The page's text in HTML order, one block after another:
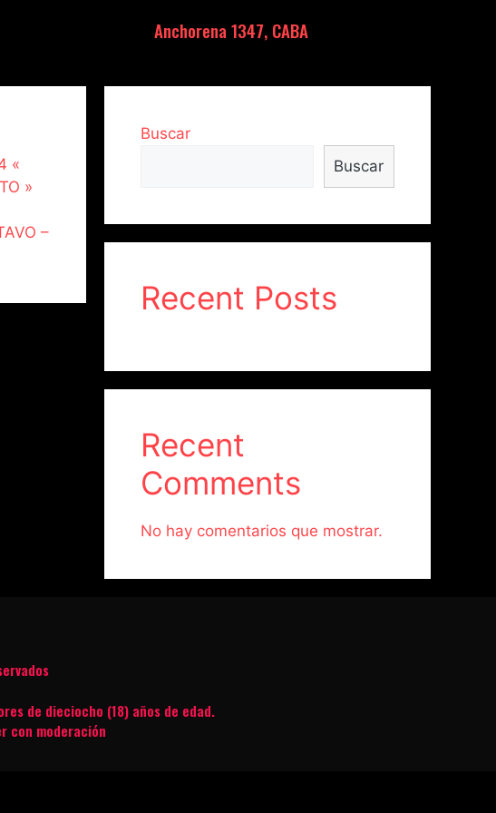
Anchorena 1347, CABA
«
»
–
Buscar
Buscar
Recent Posts
Recent
Comments
No hay comentarios que mostrar.
de dieciocho (18) años de edad.
con moderación